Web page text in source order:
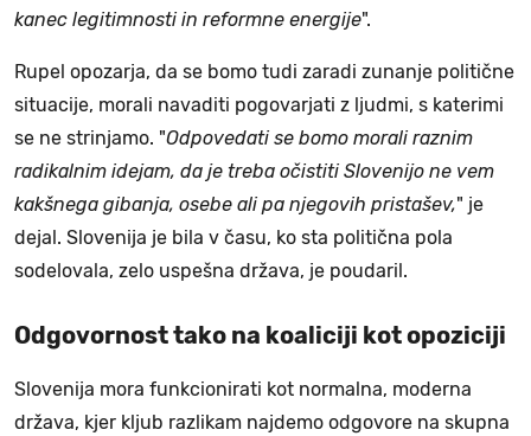
kanec legitimnosti in reformne energije".
Rupel opozarja, da se bomo tudi zaradi zunanje politične
situacije, morali navaditi pogovarjati z ljudmi, s katerimi
se ne strinjamo. "Odpovedati se bomo morali raznim
radikalnim idejam, da je treba očistiti Slovenijo ne vem
kakšnega gibanja, osebe ali pa njegovih pristašev," je
dejal. Slovenija je bila v času, ko sta politična pola
sodelovala, zelo uspešna država, je poudaril.
Odgovornost tako na koaliciji kot opoziciji
Slovenija mora funkcionirati kot normalna, moderna
država, kjer kljub razlikam najdemo odgovore na skupna